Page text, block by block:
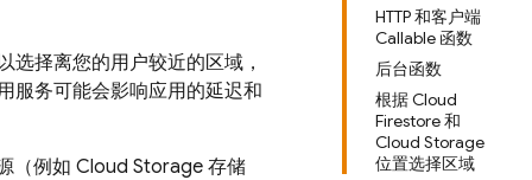
HTTP 和客户端
Callable 函数
后台函数
根据 Cloud
Firestore 和
Cloud Storage
位置选择区域
择离您的用户较近的区域，
服务可能会影响应用的延迟和
（例如 Cloud Storage 存储